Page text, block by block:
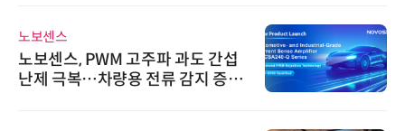
노보센스
노보센스, PWM 고주파 과도 간섭
난제 극복…차량용 전류 감지 증폭